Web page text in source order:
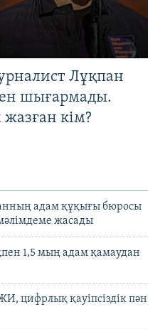
Лұқпан
шығармады.
кім?
адам құқығы бюросы
жасады
1,5 мың адам қамаудан
цифрлық қауіпсіздік пән